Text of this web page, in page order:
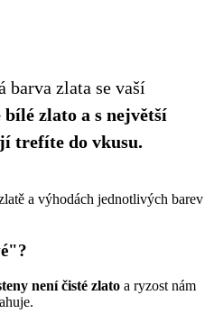
barva zlata se vaší
bílé zlato a s největší
trefíte do vkusu.
a výhodách jednotlivých barev
není čisté zlato a ryzost nám